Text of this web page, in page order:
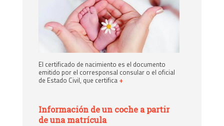
El certificado de nacimiento es el documento
emitido por el corresponsal consular o el oficial
de Estado Civil, que certifica +
Información de un coche a partir
de una matrícula